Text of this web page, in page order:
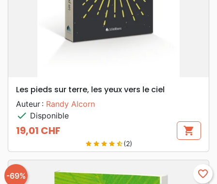
Les pieds sur terre, les yeux vers le ciel
Auteur : Randy Alcorn
check Disponible
Prix
19,01 CHF shopping_cart
star star star star star_half(2)
-69% favorite_border